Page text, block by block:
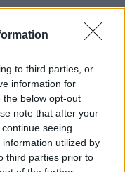
to third parties, or
information for
the below opt-out
note that after your
seeing
utilized by
third parties prior to
meuble stable, hors de
l’évier, sans la
des plantes
l’enfant, ni lui donner
rapidement un